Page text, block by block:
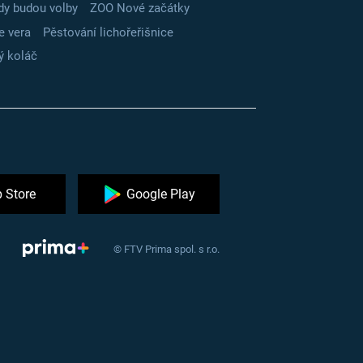
budou volby
ZOO Nové začátky
vera
Pěstování lichořeřišnice
koláč
Store Google Play
© FTV Prima spol. s r.o.